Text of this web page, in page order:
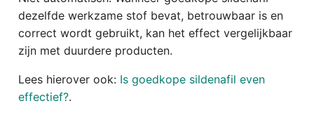
dezelfde werkzame stof bevat, betrouwbaar is en
correct wordt gebruikt, kan het effect vergelijkbaar
zijn met duurdere producten.
Lees hierover ook: Is goedkope sildenafil even
effectief?.